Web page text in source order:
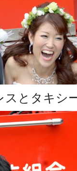
スとタキシ